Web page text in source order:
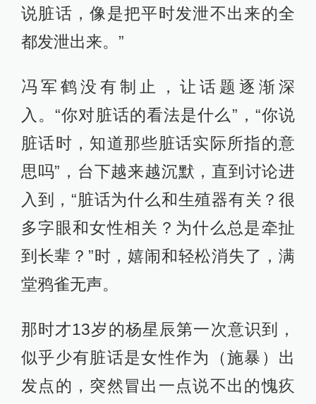
说脏话，像是把平时发泄不出来的全
都发泄出来。”
冯军鹤没有制止，让话题逐渐深
入。“你对脏话的看法是什么”，“你说
脏话时，知道那些脏话实际所指的意
思吗”，台下越来越沉默，直到讨论进
入到，“脏话为什么和生殖器有关？很
多字眼和女性相关？为什么总是牵扯
到长辈？”时，嬉闹和轻松消失了，满
堂鸦雀无声。
那时才13岁的杨星辰第一次意识到，
似乎少有脏话是女性作为（施暴）出
发点的，突然冒出一点说不出的愧疚